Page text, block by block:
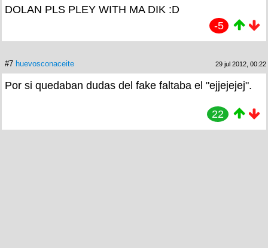
DOLAN PLS PLEY WITH MA DIK :D
-5
#7 huevosconaceite 29 jul 2012, 00:22
Por si quedaban dudas del fake faltaba el "ejjejejej".
22